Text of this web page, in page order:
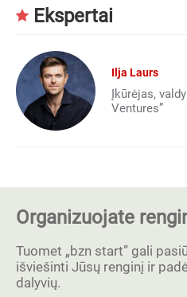
Ekspertai
Ilja Laurs
Įkūrėjas,
Ventures”
Organizuojate
Tuomet „bzn start” gali
išviešinti Jūsų renginį ir
dalyvių.